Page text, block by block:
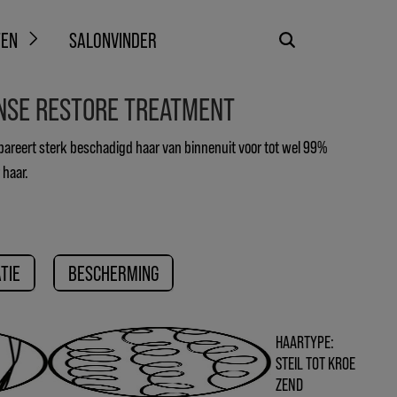
SALONVINDER
RESTORE TREATMENT
sterk beschadigd haar van binnenuit voor tot wel 99%
BESCHERMING
HAARTYPE:
STEIL TOT KROE
ZEND